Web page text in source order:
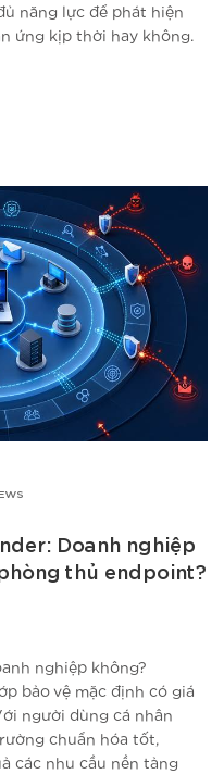
năng lực để phát hiện
ứng kịp thời hay không.
Doanh nghiệp
thủ endpoint?
nghiệp không?
bảo vệ mặc định có giá
người dùng cá nhân
chuẩn hóa tốt,
các nhu cầu nền tảng